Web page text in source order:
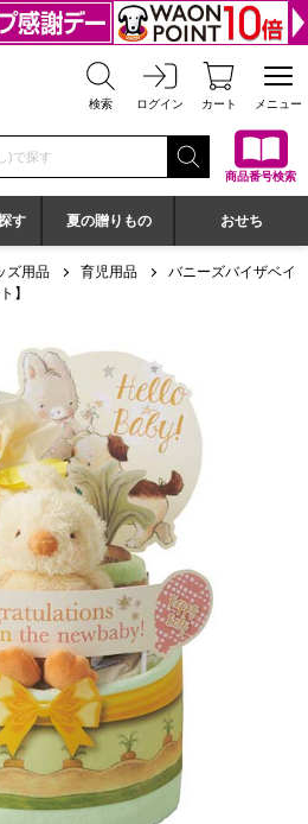
トでお届け イオンショップ
検索 ログイン カート メニュー
力してください
商品番号検索
す 夏の贈りもの おせち
ズ用品 育児用品
バニーズバイザベイ
】